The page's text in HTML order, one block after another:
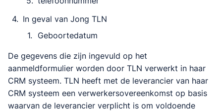
In geval van Jong TLN
Geboortedatum
De gegevens die zijn ingevuld op het
aanmeldformulier worden door TLN verwerkt in haar
CRM systeem. TLN heeft met de leverancier van haar
CRM systeem een verwerkersovereenkomst op basis
waarvan de leverancier verplicht is om voldoende